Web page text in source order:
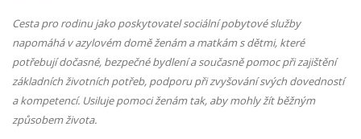
Cesta pro rodinu jako poskytovatel sociální pobytové služby
napomáhá v azylovém domě ženám a matkám s dětmi, které
potřebují dočasné, bezpečné bydlení a současně pomoc při zajištění
základních životních potřeb, podporu při zvyšování svých dovedností
a kompetencí. Usiluje pomoci ženám tak, aby mohly žít běžným
způsobem života.